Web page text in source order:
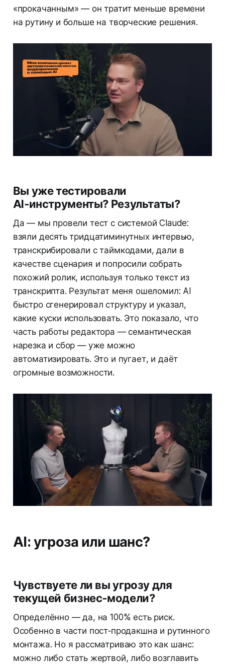
«прокачанным» — он тратит меньше времени
на рутину и больше на творческие решения.
Вы уже тестировали
AI‑инструменты? Результаты?
Да — мы провели тест с системой Claude:
взяли десять тридцатиминутных интервью,
транскрибировали с таймкодами, дали в
качестве сценария и попросили собрать
похожий ролик, используя только текст из
транскрипта. Результат меня ошеломил: AI
быстро сгенерировал структуру и указал,
какие куски использовать. Это показало, что
часть работы редактора — семантическая
нарезка и сбор — уже можно
автоматизировать. Это и пугает, и даёт
огромные возможности.
AI: угроза или шанс?
Чувствуете ли вы угрозу для
текущей бизнес‑модели?
Определённо — да, на 100% есть риск.
Особенно в части пост‑продакшна и рутинного
монтажа. Но я рассматриваю это как шанс:
можно либо стать жертвой, либо возглавить